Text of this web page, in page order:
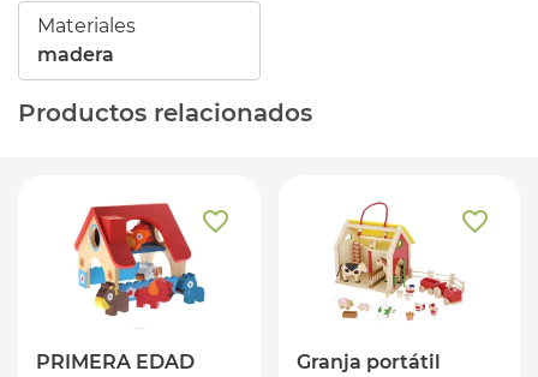
Materiales
madera
Productos relacionados
PRIMERA EDAD
Granja portátil